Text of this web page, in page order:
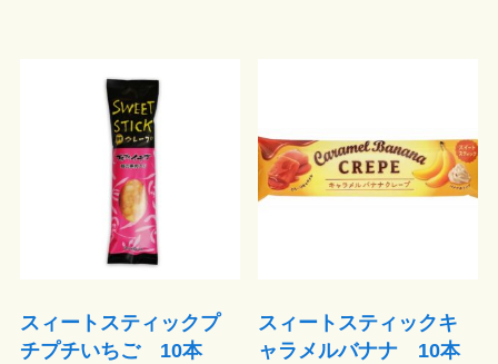
スィートスティックプ
チプチいちご 10本
スィートスティックキ
ャラメルバナナ 10本